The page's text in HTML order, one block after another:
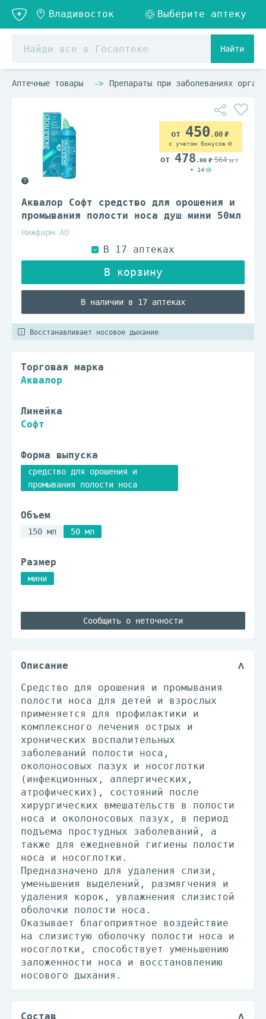
Найти
Аптечные товары Препараты при заболеваниях
Аквалор Софт средство для орошения и
промывания полости носа душ мини 50мл
Нижфарм АО
В наличии в 17 аптеках
450 .00
с учетом бонусов
478 .00 564.00
+ 14
Восстанавливает носовое дыхание
Торговая марка
Аквалор
Линейка
Софт
Форма выпуска
средство для орошения и
промывания полости носа
Объем
150 мл 50 мл
Размер
мини
Сообщить о неточности
Описание
Средство для орошения и промывания
полости носа для детей и взрослых
применяется для профилактики и
комплексного лечения острых и
хронических воспалительных
заболеваний полости носа,
околоносовых пазух и носоглотки
(инфекционных, аллергических,
атрофических), состояний после
хирургических вмешательств в полости
носа и околоносовых пазух, в период
подъема простудных заболеваний, а
также для ежедневной гигиены полости
носа и носоглотки.
Предназначено для удаления слизи,
уменьшения выделений, размягчения и
удаления корок, увлажнения слизистой
оболочки полости носа.
Оказывает благоприятное воздействие
на слизистую оболочку полости носа и
носоглотки, способствует уменьшению
заложенности носа и восстановлению
носового дыхания.
Состав